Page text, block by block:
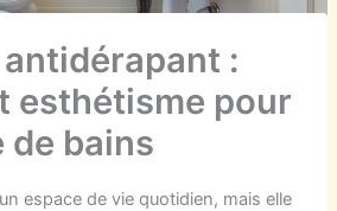
:
esthétisme pour
de bains
espace de vie quotidien, mais elle